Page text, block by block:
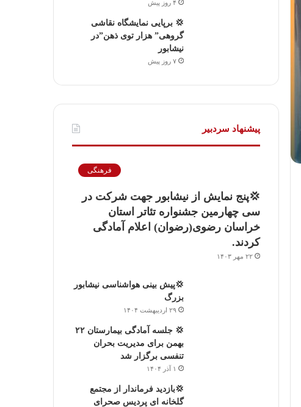
۴ روز پیش
💢 برپایی نمایشگاه نقاشی
گروهی” هزار توی ذهن”در
نیشابور
۷ روز پیش
پیشنهاد سردبیر
فرهنگی
💢پنج نمایش از نیشابور جهت شرکت در
سی چهارمین جشنواره تئاتر استان
خراسان رضوی(رضوان) اعلام آمادگی
کردند.
۲۲ مهر ۱۴۰۳
💢پیش بینی هواشناسی نیشابور
بزرگ
۲۹ اردیبهشت ۱۴۰۴
💢 جلسه آمادگی بیمارستان ۲۲
بهمن برای مدیریت بحران
تنفسی برگزار شد
۱ آذر ۱۴۰۴
💢بازدید فرماندار از مجتمع
گلخانه ای پردیس صحرای